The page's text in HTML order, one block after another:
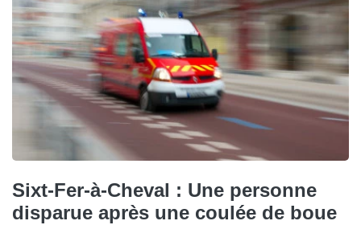
Sixt-Fer-à-Cheval : Une personne
disparue après une coulée de boue